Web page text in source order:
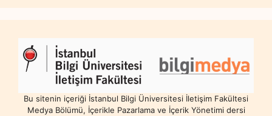
Bu sitenin içeriği İstanbul Bilgi Üniversitesi İletişim Fakültesi
Medya Bölümü, İçerikle Pazarlama ve İçerik Yönetimi dersi